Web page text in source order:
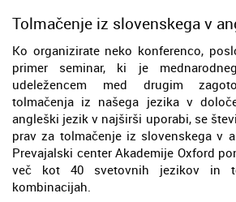
Tolmačenje iz slovenskega v
Ko organizirate neko konferenco,
primer seminar, ki je
udeležencem med drugim
tolmačenja iz našega jezika v
angleški jezik v najširši uporabi, se
prav za tolmačenje iz slovenskega v
Prevajalski center Akademije Oxford
več kot 40 svetovnih jezikov in
kombinacijah.